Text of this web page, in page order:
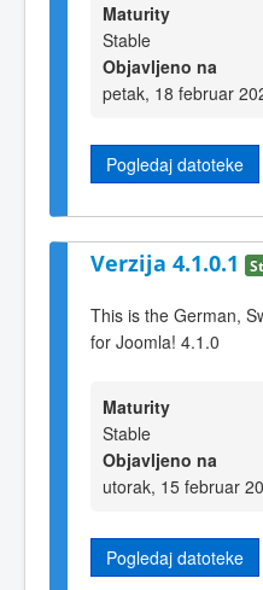
Maturity
Stable
Objavljeno na
petak, 18 februar
Pogledaj datoteke
Verzija 4.1.0.1
This is the German,
for Joomla! 4.1.0
Maturity
Stable
Objavljeno na
utorak, 15 februar
Pogledaj datoteke